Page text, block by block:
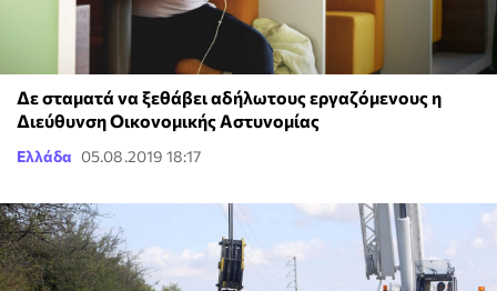
Δε σταματά να ξεθάβει αδήλωτους εργαζόμενους η
Διεύθυνση Οικονομικής Αστυνομίας
Ελλάδα 05.08.2019 18:17